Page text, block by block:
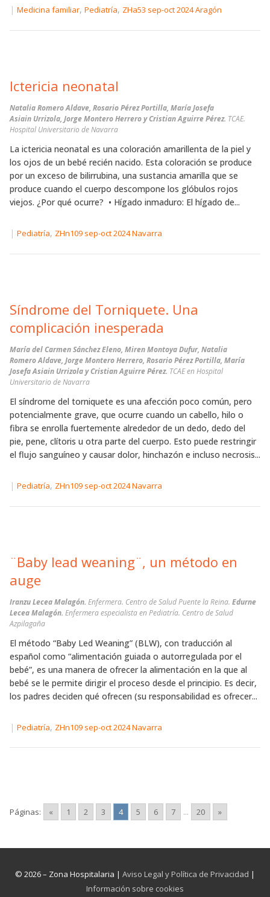
| Medicina familiar, Pediatría, ZHa53 sep-oct 2024 Aragón
Ictericia neonatal
Natalia Romero Aldave, Rosario Pérez Portilla, María Josefa
Asiain Urrizola, Jorge Montero Herrero y Cristian Aguirre Pérez. TCAE.
Hospital Universitario de Navarra
La ictericia neonatal es una coloración amarillenta de la piel y
los ojos de un bebé recién nacido. Esta coloración se produce
por un exceso de bilirrubina, una sustancia amarilla que se
produce cuando el cuerpo descompone los glóbulos rojos
viejos. ¿Por qué ocurre? • Hígado inmaduro: El hígado de...
| Pediatría, ZHn109 sep-oct 2024 Navarra
Síndrome del Torniquete. Una
complicación inesperada
María del Carmen Sánchez Eleno, Miren Montoya Dufur, Natalia
Romero Aldave, Jorge Montero Herrero, Rosario Pérez Portilla, María
Josefa Asiain Urrizola y Cristian Aguirre Pérez. TCAE en Hospital
Universitario de Navarra
El síndrome del torniquete es una afección poco común, pero
potencialmente grave, que ocurre cuando un cabello, hilo o
fibra se enrolla fuertemente alrededor de un dedo, dedo del
pie, pene, clítoris u otra parte del cuerpo. Esto puede restringir
el flujo sanguíneo y causar dolor, hinchazón e incluso necrosis...
| Pediatría, ZHn109 sep-oct 2024 Navarra
¨Baby lead weaning¨, un método en
auge
Iranzu Lecea Malagón. Enfermera. Centro de Salud Puente la Reina. Edurne
Lecea Malagón. Enfermera especialista en Pediatría. Centro de Salud
Azpilagaña
El método “Baby Led Weaning” (BLW), con traducción al
español como “alimentación guiada o autorregulada por el
bebé”, es una manera de ofrecer la alimentación en la que al
bebé se le permite dirigir el proceso desde el principio. Es decir,
los padres deciden qué ofrecen (su responsabilidad es ofrecer...
| Pediatría, ZHn109 sep-oct 2024 Navarra
Páginas: « 1 2 3 4 5 6 7 ... 20 »
© 2026 – Zona Hospitalaria | Aviso Legal y Política de Privacidad |
Información sobre cookies